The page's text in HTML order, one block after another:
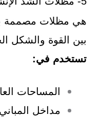
هي مظلات مصممة
بين القوة والشكل
تستخدم في:
المساحات
مداخل المباني